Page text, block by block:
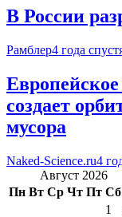
В России
Рамблер4 года
создает
мусора
Naked-Science.ru4
Август 2026
Пн Вт Ср Чт Пт Сб
1